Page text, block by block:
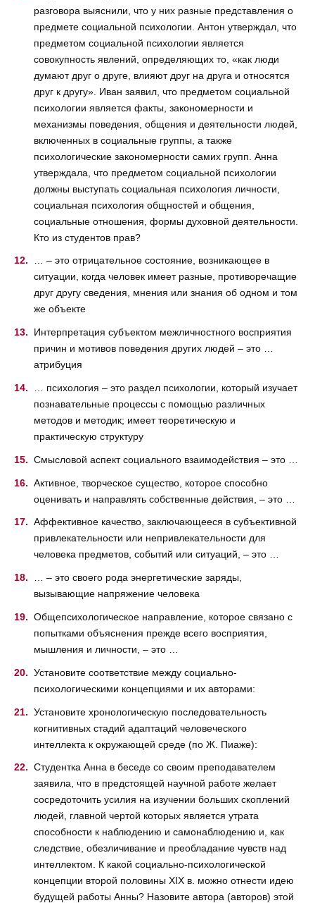
разговора выяснили, что у них разные представления о
предмете социальной психологии. Антон утверждал, что
предметом социальной психологии является
совокупность явлений, определяющих то, «как люди
думают друг о друге, влияют друг на друга и относятся
друг к другу». Иван заявил, что предметом социальной
психологии является факты, закономерности и
механизмы поведения, общения и деятельности людей,
включенных в социальные группы, а также
психологические закономерности самих групп. Анна
утверждала, что предметом социальной психологии
должны выступать социальная психология личности,
социальная психология общностей и общения,
социальные отношения, формы духовной деятельности.
Кто из студентов прав?
… – это отрицательное состояние, возникающее в
ситуации, когда человек имеет разные, противоречащие
друг другу сведения, мнения или знания об одном и том
же объекте
Интерпретация субъектом межличностного восприятия
причин и мотивов поведения других людей – это …
атрибуция
… психология – это раздел психологии, который изучает
познавательные процессы с помощью различных
методов и методик; имеет теоретическую и
практическую структуру
Смысловой аспект социального взаимодействия – это …
Активное, творческое существо, которое способно
оценивать и направлять собственные действия, – это …
Аффективное качество, заключающееся в субъективной
привлекательности или непривлекательности для
человека предметов, событий или ситуаций, – это …
… – это своего рода энергетические заряды,
вызывающие напряжение человека
Общепсихологическое направление, которое связано с
попытками объяснения прежде всего восприятия,
мышления и личности, – это …
Установите соответствие между социально-
психологическими концепциями и их авторами:
Установите хронологическую последовательность
когнитивных стадий адаптаций человеческого
интеллекта к окружающей среде (по Ж. Пиаже):
Студентка Анна в беседе со своим преподавателем
заявила, что в предстоящей научной работе желает
сосредоточить усилия на изучении больших скоплений
людей, главной чертой которых является утрата
способности к наблюдению и самонаблюдению и, как
следствие, обезличивание и преобладание чувств над
интеллектом. К какой социально-психологической
концепции второй половины XIX в. можно отнести идею
будущей работы Анны? Назовите автора (авторов) этой